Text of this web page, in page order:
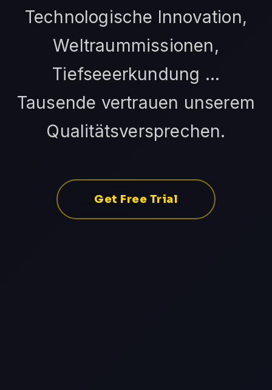
Technologische Innovation,
Weltraummissionen,
Tiefseeerkundung …
Tausende vertrauen unserem
Qualitätsversprechen.
Get Free Trial